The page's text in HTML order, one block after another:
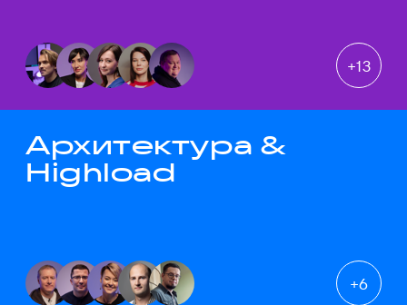
+13
Архитектура &
Highload
+6